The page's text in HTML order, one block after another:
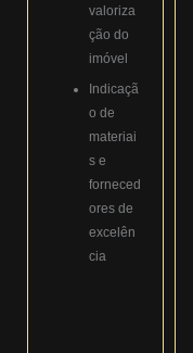
valoriza
ção do
imóvel
Indicaçã
o de
materiai
s e
forneced
ores de
excelên
cia